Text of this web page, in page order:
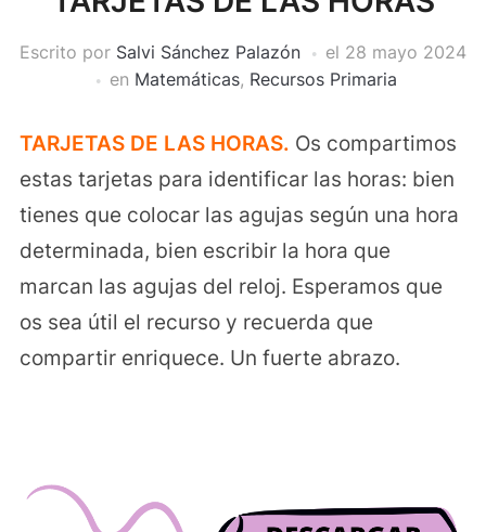
Escrito por Salvi Sánchez Palazón el 28 mayo 2024
en Matemáticas, Recursos Primaria
TARJETAS DE LAS HORAS. Os compartimos
estas tarjetas para identificar las horas: bien
tienes que colocar las agujas según una hora
determinada, bien escribir la hora que
marcan las agujas del reloj. Esperamos que
os sea útil el recurso y recuerda que
compartir enriquece. Un fuerte abrazo.